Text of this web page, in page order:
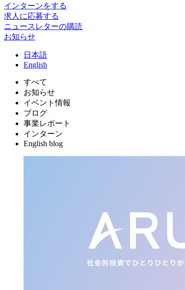
インターンをする
求人に応募する
ニュースレターの購読
お知らせ
日 本語
English
すべて
お知らせ
イベント情報
ブログ
事業レポート
インターン
English blog